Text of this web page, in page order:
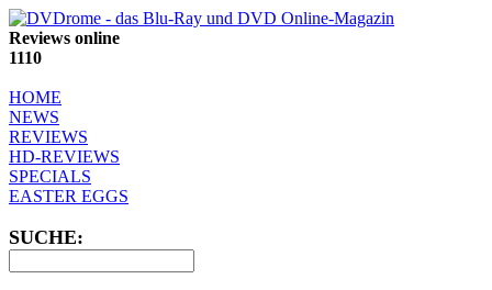
Reviews online
1110
HOME
NEWS
REVIEWS
HD-REVIEWS
SPECIALS
EASTER EGGS
SUCHE: